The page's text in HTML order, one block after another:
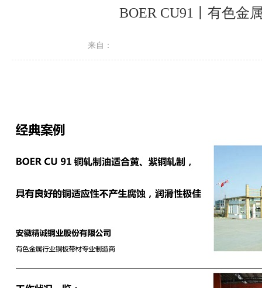
BOER CU91丨有色金
来自：